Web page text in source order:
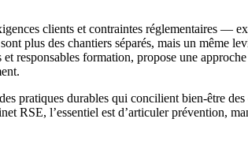
clients et contraintes réglementaires —
plus des chantiers séparés, mais un même
responsables formation, propose une
pratiques durables qui concilient bien-être
RSE, l’essentiel est d’articuler prévention,